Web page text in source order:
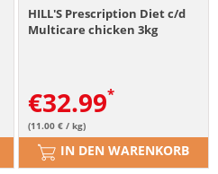
HILL'S Prescription Diet c/d
Multicare chicken 3kg
€32.99
(11.00 € / kg)
IN DEN WARENKORB